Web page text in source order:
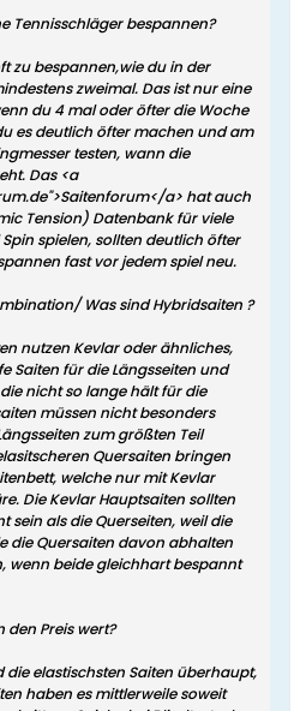
Tennisschläger bespannen?
zu bespannen,wie du in der
zweimal. Das ist nur eine
du 4 mal oder öfter die Woche
es deutlich öfter machen und am
testen, wann die
Das <a
a> hat auch
Tension) Datenbank für viele
spielen, sollten deutlich öfter
fast vor jedem spiel neu.
Was sind Hybridsaiten ?
nutzen Kevlar oder ähnliches,
Saiten für die Längsseiten und
nicht so lange hält für die
müssen nicht besonders
zum größten Teil
Quersaiten bringen
welche nur mit Kevlar
Die Kevlar Hauptsaiten sollten
sein als die Querseiten, weil die
die Quersaiten davon abhalten
wenn beide gleichhart bespannt
Preis wert?
elastischsten Saiten überhaupt,
haben es mittlerweile soweit